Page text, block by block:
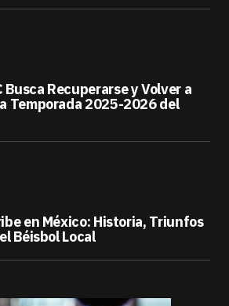
Busca Recuperarse y Volver a
Temporada 2025-2026 del
en México: Historia, Triunfos
Béisbol Local